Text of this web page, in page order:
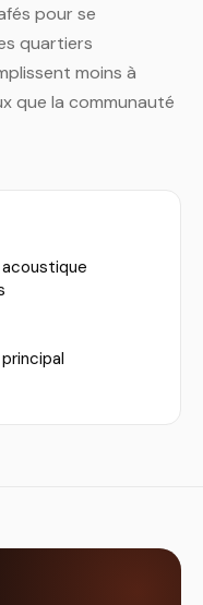
pour se
quartiers
moins à
que la communauté